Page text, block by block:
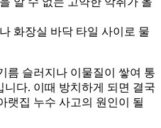
화장실 바닥 타일 사이로 물
름 슬러지나 이물질이 쌓여 통
다. 이때 방치하게 되면 결국
랫집 누수 사고의 원인이 될